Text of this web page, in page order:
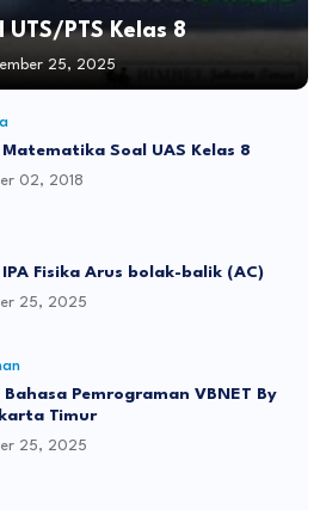
UTS/PTS Kelas 8
25, 2025
Matematika Soal UAS Kelas 8
02, 2018
IPA Fisika Arus bolak-balik (AC)
25, 2025
Bahasa Pemrograman VBNET By
Timur
25, 2025